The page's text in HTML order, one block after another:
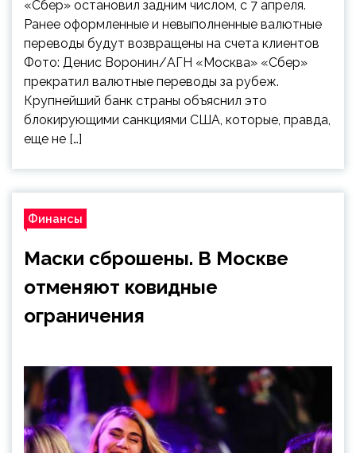
«Сбер» остановил задним числом, с 7 апреля.
Ранее оформленные и невыполненные валютные
переводы будут возвращены на счета клиентов
Фото: Денис Воронин/АГН «Москва» «Сбер»
прекратил валютные переводы за рубеж.
Крупнейший банк страны объяснил это
блокирующими санкциями США, которые, правда,
еще не […]
Финансы
Маски сброшены. В Москве
отменяют ковидные
ограничения